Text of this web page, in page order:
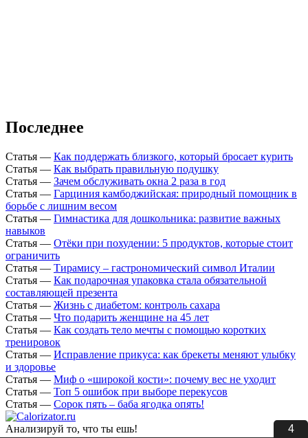
3
Последнее
Статья — Как поддержать близкого, который бросает курить
Статья — Как выбрать правильную подушку
Статья — Зачем обслуживать окна 2 раза в год
Статья — Гарциния камбоджийская: природный помощник в
борьбе с лишним весом
Статья — Гимнастика для дошкольника: развитие важных
навыков
Статья — Отёки при похудении: 5 продуктов, которые стоит
ограничить
Статья — Тирамису – гастрономический символ Италии
Статья — Как подарочная упаковка стала обязательной
составляющей презента
Статья — Жизнь с диабетом: контроль сахара
Статья — Что подарить женщине на 45 лет
Статья — Как создать тело мечты с помощью коротких
тренировок
Статья — Исправление прикуса: как брекеты меняют улыбку
и здоровье
Статья — Миф о «широкой кости»: почему вес не уходит
Статья — Топ 5 ошибок при выборе перекусов
Статья — Сорок пять – баба ягодка опять!
Анализируй то, что ты ешь!